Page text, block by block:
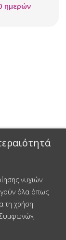
νυχιών
όλα όπως
τη χρήση
ημερών